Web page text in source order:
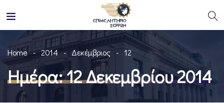
Home 2014 Δεκέμβριος 12
Ημέρα:12 Δεκεμβρίου 2014